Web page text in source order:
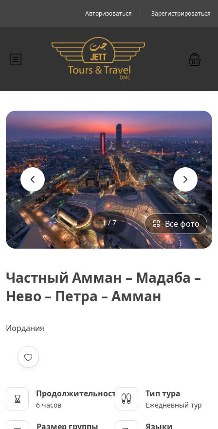
Авторизоваться Зарегистрироваться
‹ ›
1 / 7 Все фото
Частный Амман – Мадаба –
Нево – Петра – Амман
Иордания
Продолжительность
6 часов
Тип тура
Ежедневный тур
Размер группы Языки